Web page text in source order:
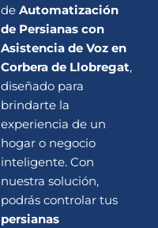
de Automatización
de Persianas con
Asistencia de Voz en
Corbera de Llobregat,
diseñado para
brindarte la
experiencia de un
hogar o negocio
inteligente. Con
nuestra solución,
podrás controlar tus
persianas